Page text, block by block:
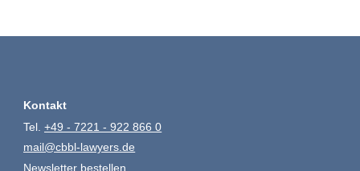
Kontakt
Tel.+49 - 7221 - 922 866 0
mail@cbbl-lawyers.de
Newsletter bestellen